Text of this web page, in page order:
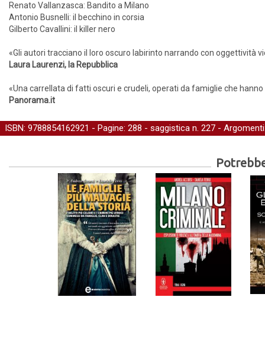
Renato Vallanzasca: Bandito a Milano
Antonio Busnelli: il becchino in corsia
Gilberto Cavallini: il killer nero
«Gli autori tracciano il loro oscuro labirinto narrando con oggettività
Laura Laurenzi, la Repubblica
«Una carrellata di fatti oscuri e crudeli, operati da famiglie che
Panorama.it
ISBN: 9788854162921 - Pagine: 288 - saggistica n. 227 -